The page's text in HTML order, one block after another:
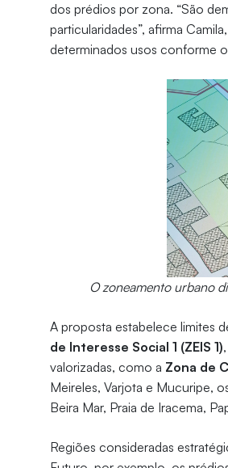
dos prédios por zona. “São
particularidades”, afirma
determinados usos conforme
O zoneamento urbano
A proposta estabelece limites
de Interesse Social 1 (ZEIS 1)
valorizadas, como a Zona de
Meireles, Varjota e Mucuripe,
Beira Mar, Praia de Iracema,
Regiões consideradas